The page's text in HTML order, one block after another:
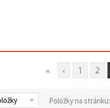
« ‹ 1 2
Položky na stránku: